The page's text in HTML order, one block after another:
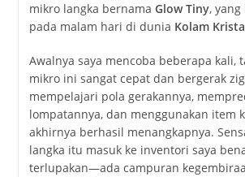
mikro langka bernama Glow Tiny,
pada malam hari di dunia Kolam
Awalnya saya mencoba beberapa kali,
mikro ini sangat cepat dan bergerak
mempelajari pola gerakannya,
lompatannya, dan menggunakan item
akhirnya berhasil menangkapnya.
langka itu masuk ke inventori saya
terlupakan—ada campuran